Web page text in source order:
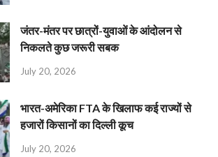
जंतर-मंतर पर छात्रों-युवाओं के आंदोलन से
निकलते कुछ जरूरी सबक
July 20, 2026
भारत-अमेरिका FTA के खिलाफ कई राज्यों से
हजारों किसानों का दिल्ली कूच
July 20, 2026